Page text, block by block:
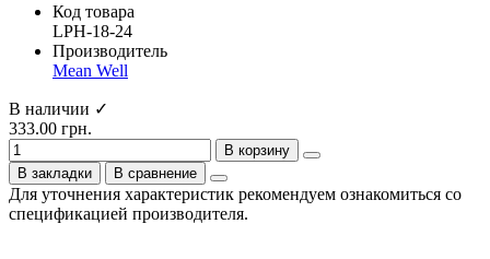
Код товара
LPH-18-24
Производитель
Mean Well
В наличии ✓
333.00 грн.
В корзину
В закладки
В сравнение
Для уточнения характеристик рекомендуем ознакомиться со
спецификацией производителя.